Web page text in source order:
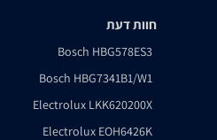
חוות דעת
Bosch HBG578ES3
Bosch HBG7341B1/W1
Electrolux LKK620200X
Electrolux EOH6426K